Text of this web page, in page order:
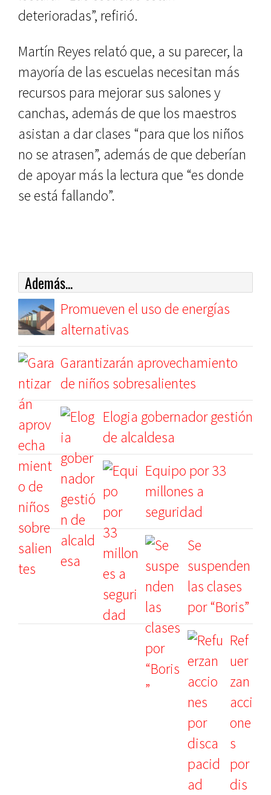
deterioradas”, refirió.
Martín Reyes relató que, a su parecer, la
mayoría de las escuelas necesitan más
recursos para mejorar sus salones y
canchas, además de que los maestros
asistan a dar clases “para que los niños
no se atrasen”, además de que deberían
de apoyar más la lectura que “es donde
se está fallando”.
Además...
Promueven el uso de energías
alternativas
Garantizarán aprovechamiento
de niños sobresalientes
Elogia gobernador gestión
de alcaldesa
Equipo por 33
millones a
seguridad
Se
suspenden
las clases
por “Boris”
Ref
uer
zan
acci
one
s
por
dis